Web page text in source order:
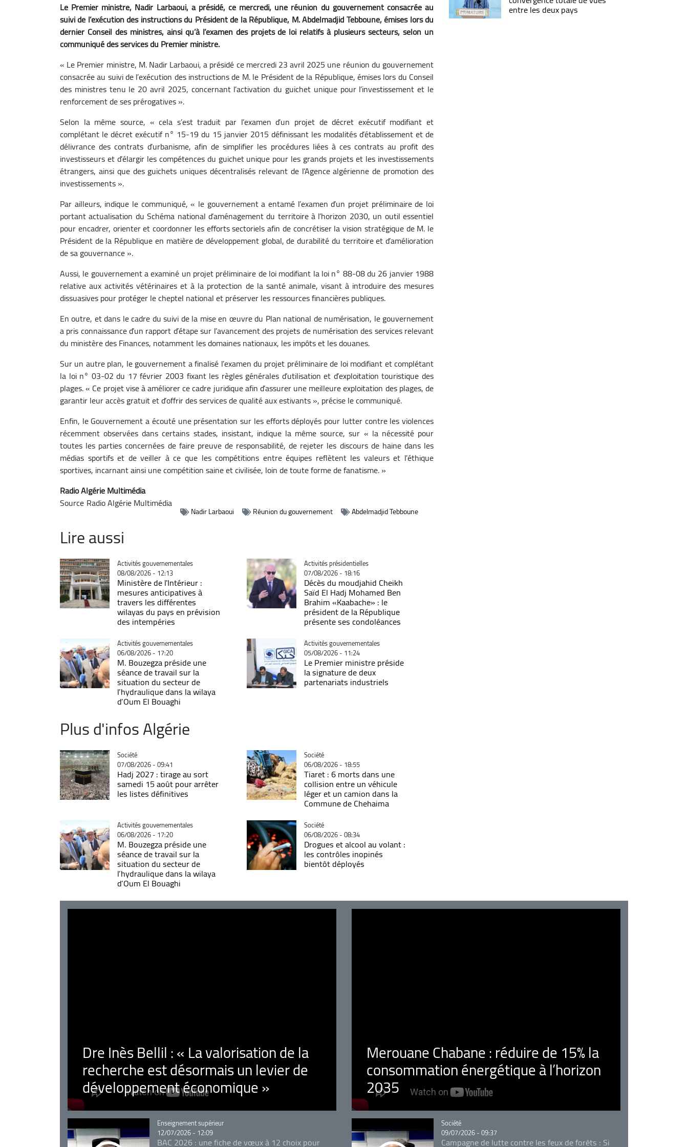
Le Premier ministre, Nadir Larbaoui, a présidé, ce mercredi, une réunion du gouvernement consacrée au
suivi de l’exécution des instructions du Président de la République, M. Abdelmadjid Tebboune, émises lors du
dernier Conseil des ministres, ainsi qu’à l’examen des projets de loi relatifs à plusieurs secteurs, selon un
communiqué des services du Premier ministre.
« Le Premier ministre, M. Nadir Larbaoui, a présidé ce mercredi 23 avril 2025 une réunion du gouvernement
consacrée au suivi de l’exécution des instructions de M. le Président de la République, émises lors du Conseil
des ministres tenu le 20 avril 2025, concernant l’activation du guichet unique pour l’investissement et le
renforcement de ses prérogatives ».
Selon la même source, « cela s’est traduit par l’examen d’un projet de décret exécutif modifiant et
complétant le décret exécutif n° 15-19 du 15 janvier 2015 définissant les modalités d’établissement et de
délivrance des contrats d’urbanisme, afin de simplifier les procédures liées à ces contrats au profit des
investisseurs et d’élargir les compétences du guichet unique pour les grands projets et les investissements
étrangers, ainsi que des guichets uniques décentralisés relevant de l’Agence algérienne de promotion des
investissements ».
Par ailleurs, indique le communiqué, « le gouvernement a entamé l’examen d’un projet préliminaire de loi
portant actualisation du Schéma national d’aménagement du territoire à l’horizon 2030, un outil essentiel
pour encadrer, orienter et coordonner les efforts sectoriels afin de concrétiser la vision stratégique de M. le
Président de la République en matière de développement global, de durabilité du territoire et d’amélioration
de sa gouvernance ».
Aussi, le gouvernement a examiné un projet préliminaire de loi modifiant la loi n° 88-08 du 26 janvier 1988
relative aux activités vétérinaires et à la protection de la santé animale, visant à introduire des mesures
dissuasives pour protéger le cheptel national et préserver les ressources financières publiques.
En outre, et dans le cadre du suivi de la mise en œuvre du Plan national de numérisation, le gouvernement
a pris connaissance d’un rapport d’étape sur l’avancement des projets de numérisation des services relevant
du ministère des Finances, notamment les domaines nationaux, les impôts et les douanes.
Sur un autre plan, le gouvernement a finalisé l’examen du projet préliminaire de loi modifiant et complétant
la loi n° 03-02 du 17 février 2003 fixant les règles générales d’utilisation et d’exploitation touristique des
plages. « Ce projet vise à améliorer ce cadre juridique afin d’assurer une meilleure exploitation des plages, de
garantir leur accès gratuit et d’offrir des services de qualité aux estivants », précise le communiqué.
Enfin, le Gouvernement a écouté une présentation sur les efforts déployés pour lutter contre les violences
récemment observées dans certains stades, insistant, indique la même source, sur « la nécessité pour
toutes les parties concernées de faire preuve de responsabilité, de rejeter les discours de haine dans les
médias sportifs et de veiller à ce que les compétitions entre équipes reflètent les valeurs et l’éthique
sportives, incarnant ainsi une compétition saine et civilisée, loin de toute forme de fanatisme. »
Radio Algérie Multimédia
Source Radio Algérie Multimédia
Nadir Larbaoui Réunion du gouvernement Abdelmadjid Tebboune
Lire aussi
Catégorie
Activités gouvernementales
08/08/2026 - 12:13
Ministère de l'Intérieur :
mesures anticipatives à
travers les différentes
wilayas du pays en prévision
des intempéries
Catégorie
Activités présidentielles
07/08/2026 - 18:16
Décès du moudjahid Cheikh
Saïd El Hadj Mohamed Ben
Brahim «Kaabache» : le
président de la République
présente ses condoléances
Catégorie
Activités gouvernementales
06/08/2026 - 17:20
M. Bouzegza préside une
séance de travail sur la
situation du secteur de
l’hydraulique dans la wilaya
d’Oum El Bouaghi
Catégorie
Activités gouvernementales
05/08/2026 - 11:24
Le Premier ministre préside
la signature de deux
partenariats industriels
Plus d'infos Algérie
Catégorie
Société
07/08/2026 - 09:41
Hadj 2027 : tirage au sort
samedi 15 août pour arrêter
les listes définitives
Catégorie
Société
06/08/2026 - 18:55
Tiaret : 6 morts dans une
collision entre un véhicule
léger et un camion dans la
Commune de Chehaima
Catégorie
Activités gouvernementales
06/08/2026 - 17:20
M. Bouzegza préside une
séance de travail sur la
situation du secteur de
l’hydraulique dans la wilaya
d’Oum El Bouaghi
Catégorie
Société
06/08/2026 - 08:34
Drogues et alcool au volant :
les contrôles inopinés
bientôt déployés
entre les deux pays
Dre Inès Bellil : « La valorisation de la
recherche est désormais un levier de
développement économique »
Merouane Chabane : réduire de 15% la
consommation énergétique à l’horizon
2035
Catégorie
Enseignement supérieur
12/07/2026 - 12:09
BAC 2026 : une fiche de vœux à 12 choix pour
Catégorie
Société
09/07/2026 - 09:37
Campagne de lutte contre les feux de forêts : Si